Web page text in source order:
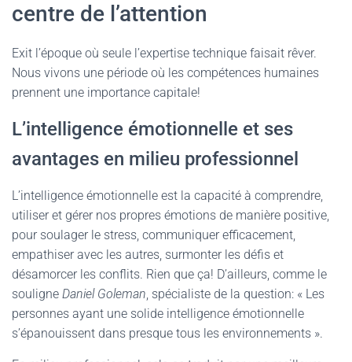
centre de l’attention
Exit l’époque où seule l’expertise technique faisait rêver.
Nous vivons une période où les compétences humaines
prennent une importance capitale!
L’intelligence émotionnelle et ses
avantages en milieu professionnel
L’intelligence émotionnelle est la capacité à comprendre,
utiliser et gérer nos propres émotions de manière positive,
pour soulager le stress, communiquer efficacement,
empathiser avec les autres, surmonter les défis et
désamorcer les conflits. Rien que ça! D’ailleurs, comme le
souligne Daniel Goleman, spécialiste de la question: « Les
personnes ayant une solide intelligence émotionnelle
s’épanouissent dans presque tous les environnements ».